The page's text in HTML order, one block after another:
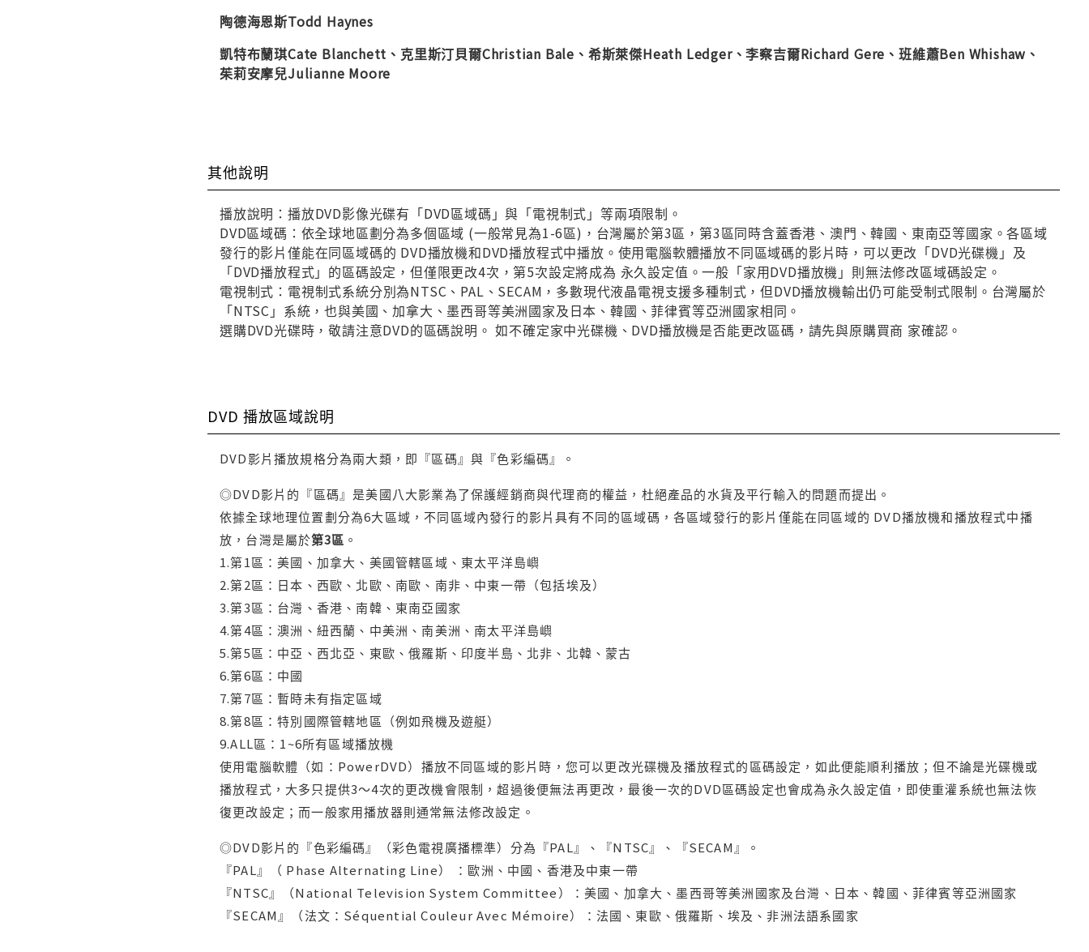
陶德海恩斯Todd Haynes
凱特布蘭琪Cate Blanchett、克里斯汀貝爾Christian Bale、希斯萊傑Heath Ledger、李察吉爾Richard Gere、班維蕭Ben Whishaw、
茱莉安摩兒Julianne Moore
其他說明
播放說明：播放DVD影像光碟有「DVD區域碼」與「電視制式」等兩項限制。
DVD區域碼：依全球地區劃分為多個區域 (一般常見為1-6區)，台灣屬於第3區，第3區同時含蓋香港、澳門、韓國、東南亞等國家。各區域
發行的影片僅能在同區域碼的 DVD播放機和DVD播放程式中播放。使用電腦軟體播放不同區域碼的影片時，可以更改「DVD光碟機」及
「DVD播放程式」的區碼設定，但僅限更改4次，第5次設定將成為 永久設定值。一般「家用DVD播放機」則無法修改區域碼設定。
電視制式：電視制式系統分別為NTSC、PAL、SECAM，多數現代液晶電視支援多種制式，但DVD播放機輸出仍可能受制式限制。台灣屬於
「NTSC」系統，也與美國、加拿大、墨西哥等美洲國家及日本、韓國、菲律賓等亞洲國家相同。
選購DVD光碟時，敬請注意DVD的區碼說明。 如不確定家中光碟機、DVD播放機是否能更改區碼，請先與原購買商 家確認。
DVD 播放區域說明
DVD影片播放規格分為兩大類，即『區碼』與『色彩編碼』。
◎DVD影片的『區碼』是美國八大影業為了保護經銷商與代理商的權益，杜絕產品的水貨及平行輸入的問題而提出。
依據全球地理位置劃分為6大區域，不同區域內發行的影片具有不同的區域碼，各區域發行的影片僅能在同區域的 DVD播放機和播放程式中播
放，台灣是屬於第3區 。
1.第1區：美國、加拿大、美國管轄區域、東太平洋島嶼
2.第2區：日本、西歐、北歐、南歐、南非、中東一帶（包括埃及）
3.第3區：台灣、香港、南韓、東南亞國家
4.第4區：澳洲、紐西蘭、中美洲、南美洲、南太平洋島嶼
5.第5區：中亞、西北亞、東歐、俄羅斯、印度半島、北非、北韓、蒙古
6.第6區：中國
7.第7區：暫時未有指定區域
8.第8區：特別國際管轄地區（例如飛機及遊艇）
9.ALL區：1~6所有區域播放機
使用電腦軟體（如：PowerDVD）播放不同區域的影片時，您可以更改光碟機及播放程式的區碼設定，如此便能順利播放；但不論是光碟機或
播放程式，大多只提供3～4次的更改機會限制，超過後便無法再更改，最後一次的DVD區碼設定也會成為永久設定值，即使重灌系統也無法恢
復更改設定；而一般家用播放器則通常無法修改設定。
◎DVD影片的『色彩編碼』（彩色電視廣播標準）分為『PAL』、『NTSC』、『SECAM』。
『PAL』（ Phase Alternating Line） ：歐洲、中國、香港及中東一帶
『NTSC』（National Television System Committee）：美國、加拿大、墨西哥等美洲國家及台灣、日本、韓國、菲律賓等亞洲國家
『SECAM』（法文：Séquential Couleur Avec Mémoire）：法國、東歐、俄羅斯、埃及、非洲法語系國家